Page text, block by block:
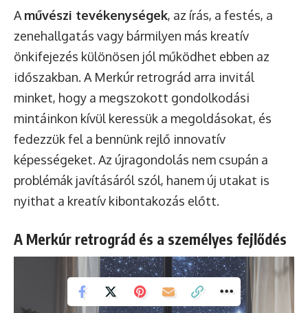
A művészi tevékenységek, az írás, a festés, a
zenehallgatás vagy bármilyen más kreatív
önkifejezés különösen jól működhet ebben az
időszakban. A Merkúr retrográd arra invitál
minket, hogy a megszokott gondolkodási
mintáinkon kívül keressük a megoldásokat, és
fedezzük fel a bennünk rejlő innovatív
képességeket. Az újragondolás nem csupán a
problémák javításáról szól, hanem új utakat is
nyithat a kreatív kibontakozás előtt.
A Merkúr retrográd és a személyes fejlődés